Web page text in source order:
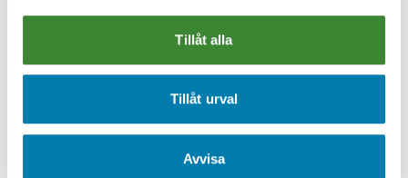
Tillåt alla
Tillåt urval
Avvisa
Boll
Bomull
Bord